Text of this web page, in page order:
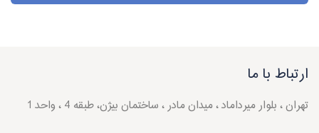
ارتباط با ما
تهران ، بلوار میرداماد ، میدان مادر ، ساختمان بیژن، طبقه 4 ، واحد 1